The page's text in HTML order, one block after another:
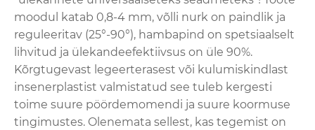
moodul katab 0,8-4 mm, võlli nurk on paindlik ja
reguleeritav (25°-90°), hambapind on spetsiaalselt
lihvitud ja ülekandeefektiivsus on üle 90%.
Kõrgtugevast legeerterasest või kulumiskindlast
insenerplastist valmistatud see tuleb kergesti
toime suure pöördemomendi ja suure koormuse
tingimustes. Olenemata sellest, kas tegemist on